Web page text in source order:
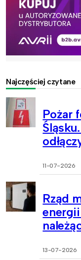
Najczęściej czytane
Pożar
11-07-2026
Rząd
13-07-2026